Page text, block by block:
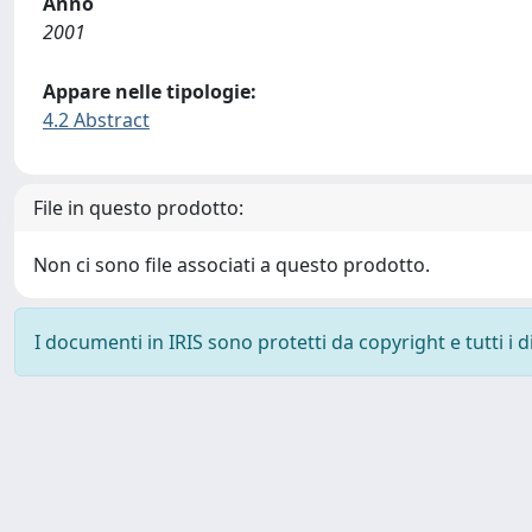
2001
Appare nelle tipologie:
4.2 Abstract
File in questo prodotto:
Non ci sono file associati a questo prodotto.
I documenti in IRIS sono protetti da copyright e tutti i